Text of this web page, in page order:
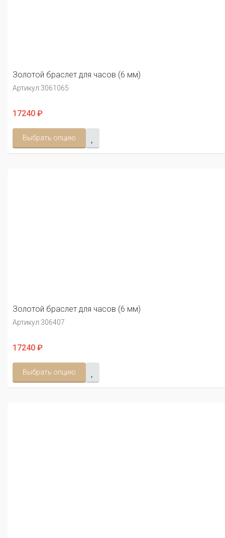
Золотой браслет для часов (6 мм)
Артикул:3061065
17240 ₽
Выбрать опцию
Золотой браслет для часов (6 мм)
Артикул:306407
17240 ₽
Выбрать опцию